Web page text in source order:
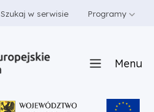
Szukaj w serwisie Programy
Menu